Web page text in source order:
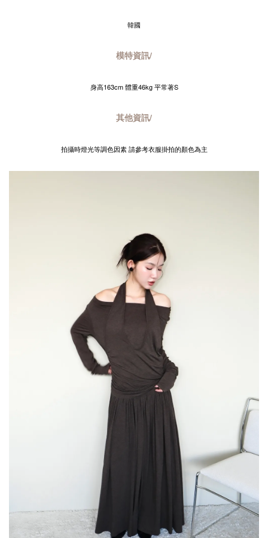
韓國
模特資訊/
身高163cm 體重46kg 平常著S
其他資訊/
拍攝時燈光等調色因素 請參考衣服掛拍的顏色為主